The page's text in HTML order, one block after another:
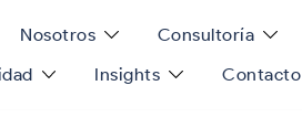
Nosotros Consultoría
Insights Contacto